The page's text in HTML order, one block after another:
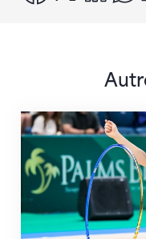
Prochaine étape :